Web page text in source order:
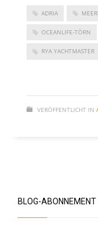
Juni 2023
Mai 2023
März 2023
Juni 2022
Mai 2021
ADRIA
OCEANLIFE-TÖRN
RYA YACHTMASTER
VERÖFFENTLICHT IN
BLOG-ABONNEMENT